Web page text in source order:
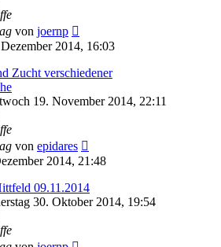
von joernp
2014, 16:03
Zucht verschiedener
19. November 2014, 22:11
von epidares
2014, 21:48
09.11.2014
30. Oktober 2014, 19:54